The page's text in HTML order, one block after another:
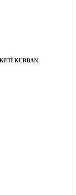
KURBAN